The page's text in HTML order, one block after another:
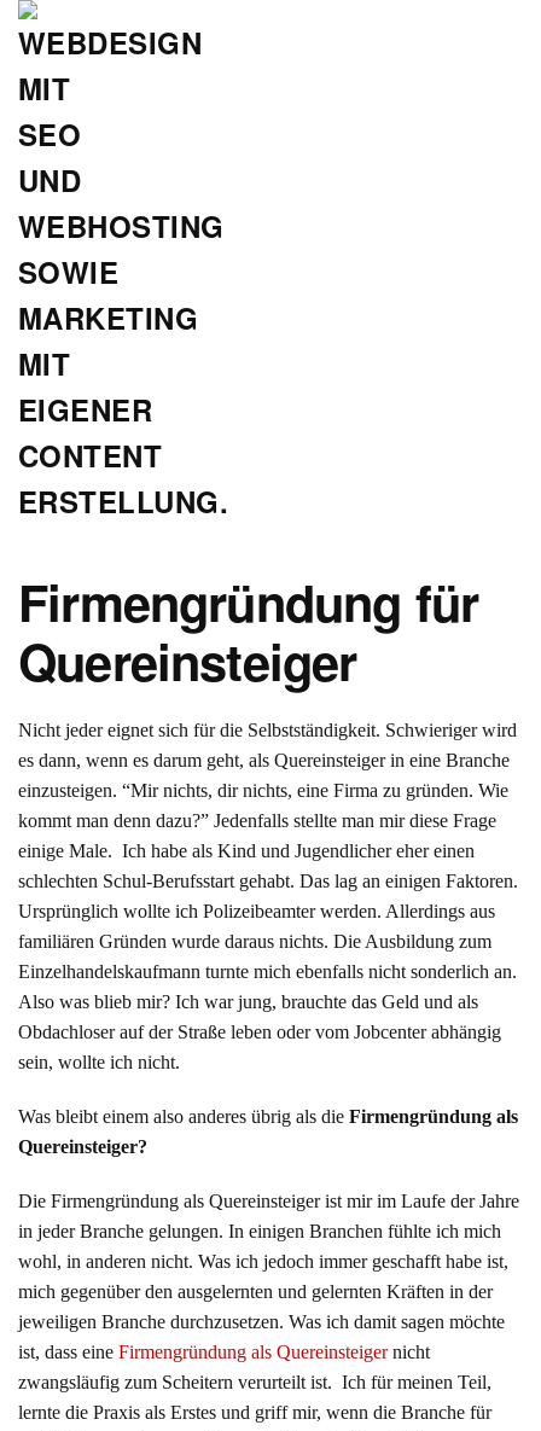
Hauptinhalt
springen
Firmengründung für
Quereinsteiger
Nicht jeder eignet sich für die Selbstständigkeit. Schwieriger wird
es dann, wenn es darum geht, als Quereinsteiger in eine Branche
einzusteigen. “Mir nichts, dir nichts, eine Firma zu gründen. Wie
kommt man denn dazu?” Jedenfalls stellte man mir diese Frage
einige Male. Ich habe als Kind und Jugendlicher eher einen
schlechten Schul-Berufsstart gehabt. Das lag an einigen Faktoren.
Ursprünglich wollte ich Polizeibeamter werden. Allerdings aus
familiären Gründen wurde daraus nichts. Die Ausbildung zum
Einzelhandelskaufmann turnte mich ebenfalls nicht sonderlich an.
Also was blieb mir? Ich war jung, brauchte das Geld und als
Obdachloser auf der Straße leben oder vom Jobcenter abhängig
sein, wollte ich nicht.
Was bleibt einem also anderes übrig als die Firmengründung als
Quereinsteiger?
Die Firmengründung als Quereinsteiger ist mir im Laufe der Jahre
in jeder Branche gelungen. In einigen Branchen fühlte ich mich
wohl, in anderen nicht. Was ich jedoch immer geschafft habe ist,
mich gegenüber den ausgelernten und gelernten Kräften in der
jeweiligen Branche durchzusetzen. Was ich damit sagen möchte
ist, dass eine Firmengründung als Quereinsteigernicht
zwangsläufig zum Scheitern verurteilt ist. Ich für meinen Teil,
lernte die Praxis als Erstes und griff mir, wenn die Branche für